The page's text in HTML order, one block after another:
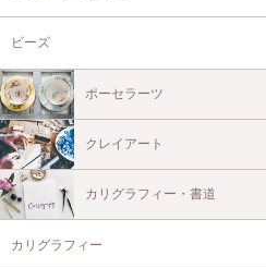
ビーズ
ポーセラーツ
クレイアート
カリグラフィー・書道
カリグラフィー